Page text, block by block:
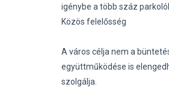
igénybe a több száz
Közös felelősség
A város célja nem a
együttműködése is
szolgálja.